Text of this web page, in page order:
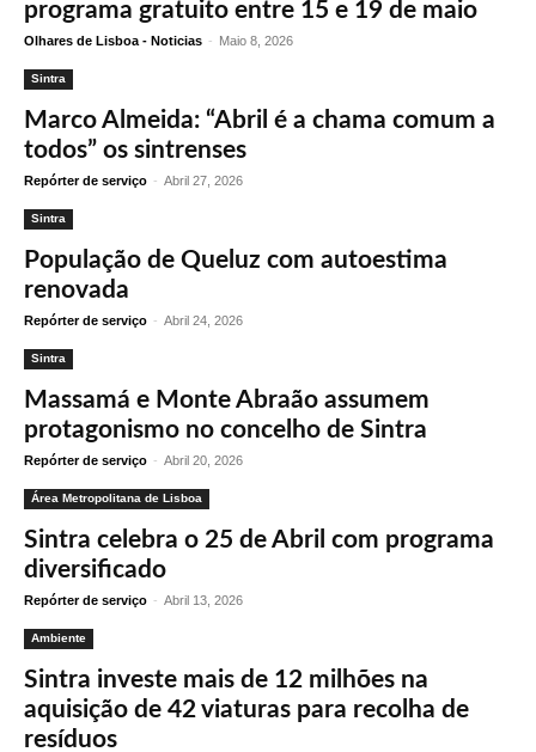
programa gratuito entre 15 e 19 de maio
Olhares de Lisboa - Noticias - Maio 8, 2026
Sintra
Marco Almeida: “Abril é a chama comum a
todos” os sintrenses
Repórter de serviço - Abril 27, 2026
Sintra
População de Queluz com autoestima
renovada
Repórter de serviço - Abril 24, 2026
Sintra
Massamá e Monte Abraão assumem
protagonismo no concelho de Sintra
Repórter de serviço - Abril 20, 2026
Área Metropolitana de Lisboa
Sintra celebra o 25 de Abril com programa
diversificado
Repórter de serviço - Abril 13, 2026
Ambiente
Sintra investe mais de 12 milhões na
aquisição de 42 viaturas para recolha de
resíduos